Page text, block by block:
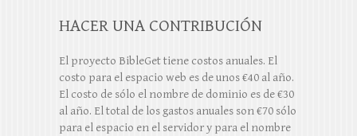
HACER UNA CONTRIBUCIÓN
El proyecto BibleGet tiene costos anuales. El
costo para el espacio web es de unos €40 al año.
El costo de sólo el nombre de dominio es de €30
al año. El total de los gastos anuales son €70 sólo
para el espacio en el servidor y para el nombre